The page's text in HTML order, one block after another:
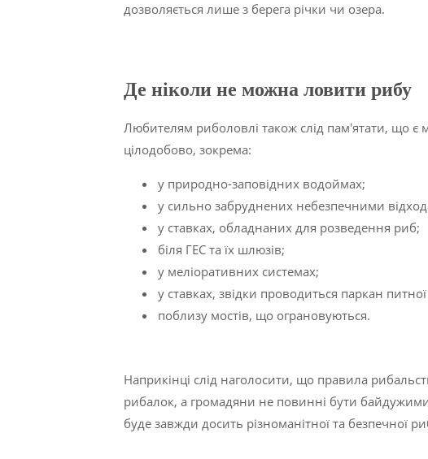
дозволяється лише з берега річки чи озера.
Де ніколи не можна ловити рибу
Любителям риболовлі також слід пам'ятати, що є
цілодобово, зокрема:
у природно-заповідних водоймах;
у сильно забруднених небезпечними
у ставках, обладнаних для розведення риб;
біля ГЕС та їх шлюзів;
у меліоративних системах;
у ставках, звідки проводиться паркан
поблизу мостів, що ограновуються.
Наприкінці слід наголосити, що правила
рибалок, а громадяни не повинні бути
буде завжди досить різноманітної та безпечної